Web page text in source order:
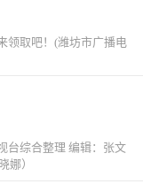
领取吧！(潍坊市广播电
台综合整理 编辑：张文
娜）